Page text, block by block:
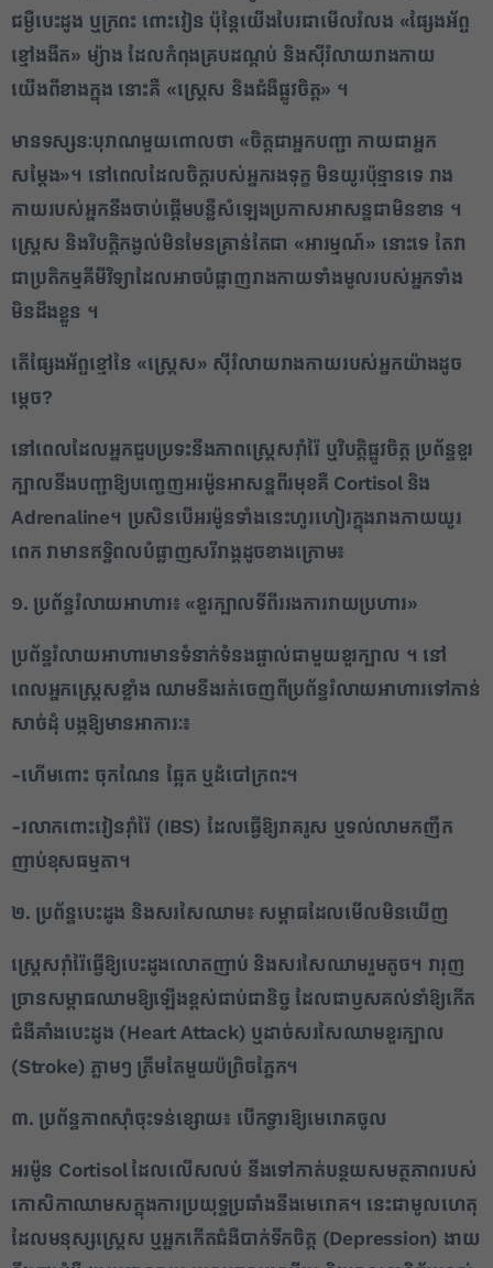
ជម្ងឺបេះដូង ឬក្រពះ ពោះវៀន ប៉ុន្តែយើងបែរជាមើលរំលង «ផ្សែងអ័ព្ទ
ខ្មៅងងឹត» ម្យ៉ាង ដែលកំពុងគ្របដណ្តប់ និងស៊ីរំលាយរាងកាយ
យើងពីខាងក្នុង នោះគឺ «ស្ត្រេស និងជំងឺផ្លូវចិត្ត» ។
មានទស្សនៈបុរាណមួយពោលថា «ចិត្តជាអ្នកបញ្ជា កាយជាអ្នក
សម្តែង»។ នៅពេលដែលចិត្តរបស់អ្នករងទុក្ខ មិនយូរប៉ុន្មានទេ រាង
កាយរបស់អ្នកនឹងចាប់ផ្តើមបន្លឺសំឡេងប្រកាសអាសន្នជាមិនខាន ។
ស្ត្រេស និងវិបត្តិកង្វល់មិនមែនគ្រាន់តែជា «អារម្មណ៍» នោះទេ តែវា
ជាប្រតិកម្មគីមីវិទ្យាដែលអាចបំផ្លាញរាងកាយទាំងមូលរបស់អ្នកទាំង
មិនដឹងខ្លួន ។
តើផ្សែងអ័ព្ទខ្មៅនៃ «ស្ត្រេស» ស៊ីរំលាយរាងកាយរបស់អ្នកយ៉ាងដូច
ម្តេច?
នៅពេលដែលអ្នកជួបប្រទះនឹងភាពស្ត្រេសរ៉ាំរ៉ៃ ឬវិបត្តិផ្លូវចិត្ត ប្រព័ន្ធខួរ
ក្បាលនឹងបញ្ជាឱ្យបញ្ចេញអរម៉ូនអាសន្នពីរមុខគឺ Cortisol និង
Adrenaline។ ប្រសិនបើអរម៉ូនទាំងនេះហូរហៀរក្នុងរាងកាយយូរ
ពេក វាមានឥទ្ធិពលបំផ្លាញសរីរាង្គដូចខាងក្រោម៖
១. ប្រព័ន្ធរំលាយអាហារ៖ «ខួរក្បាលទីពីររងការវាយប្រហារ»
ប្រព័ន្ធរំលាយអាហារមានទំនាក់ទំនងផ្ទាល់ជាមួយខួរក្បាល ។ នៅ
ពេលអ្នកស្ត្រេសខ្លាំង ឈាមនឹងរត់ចេញពីប្រព័ន្ធរំលាយអាហារទៅកាន់
សាច់ដុំ បង្កឱ្យមានអាការៈ៖
-ហើមពោះ ចុកណែន ឆ្អែត ឬដំបៅក្រពះ។
-រលាកពោះវៀនរ៉ាំរ៉ៃ (IBS) ដែលធ្វើឱ្យរាគរូស ឬទល់លាមកញឹក
ញាប់ខុសធម្មតា។
២. ប្រព័ន្ធបេះដូង និងសរសៃឈាម៖ សម្ពាធដែលមើលមិនឃើញ
ស្ត្រេសរ៉ាំរ៉ៃធ្វើឱ្យបេះដូងលោតញាប់ និងសរសៃឈាមរួមតូច។ វារុញ
ច្រានសម្ពាធឈាមឱ្យឡើងខ្ពស់ជាប់ជានិច្ច ដែលជាឫសគល់នាំឱ្យកើត
ជំងឺគាំងបេះដូង (Heart Attack) ឬដាច់សរសៃឈាមខួរក្បាល
(Stroke) ភ្លាមៗ ត្រឹមតែមួយប៉ព្រិចភ្នែក។
៣. ប្រព័ន្ធភាពស៊ាំចុះទន់ខ្សោយ៖ បើកទ្វារឱ្យមេរោគចូល
អរម៉ូន Cortisol ដែលលើសលប់ នឹងទៅកាត់បន្ថយសមត្ថភាពរបស់
កោសិកាឈាមសក្នុងការប្រយុទ្ធប្រឆាំងនឹងមេរោគ។ នេះជាមូលហេតុ
ដែលមនុស្សស្ត្រេស ឬអ្នកកើតជំងឺបាក់ទឹកចិត្ត (Depression) ងាយ
✕
1